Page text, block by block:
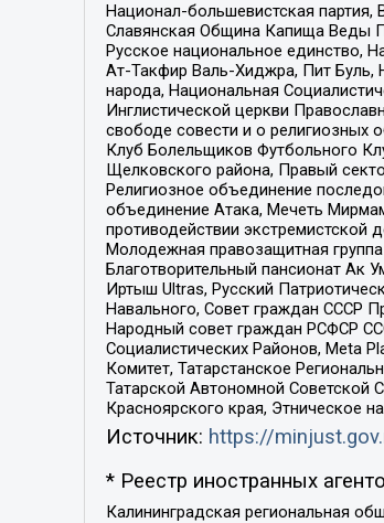
Национал-большевистская
Славянская Община Капища Веды
Русское национальное единство,
Ат-Такфир Валь-Хиджра, Пит Буль,
народа, Национальная
Инглистической церкви
свободе совести и о религиозных
Клуб Болельщиков Футбольного
Щелковского района, Правый
Религиозное объединение
объединение Атака, Мечеть
противодействии
Молодежная правозащитная
Благотворительный пансионат Ак
Иртыш Ultras, Русский
Навального, Совет граждан СССР
Народный совет граждан РСФСР
Социалистических Районов, Meta
Комитет, Татарстанское
Татарской Автономной Советской
Красноярского края, Этническое
Источник: https://
* Реестр иностранных
Калининградская региональная общественная организация "Экозащита!-Женсовет", Фонд содействия защите прав и свобод граждан "Общественный вердикт", Фонд "Институт Развития Свободы Информации", Частное учреждение "Информационное агентство МЕМО. РУ", Региональная общественная организация "Общественная комиссия по сохранению наследия академика Сахарова", Фонд поддержки свободы прессы, Санкт-Петербургская общественная правозащитная организация "Гражданский контроль", Межрегиональная общественная организация "Информационно-просветительский центр "Мемориал", Региональный Фонд "Центр Защиты Прав Средств Массовой Информации", с 05.12.2023 Фонд "Центр Защиты Прав Средств массовой информации", Региональная общественная благотворительная организация помощи беженцам и мигрантам "Гражданское содействие", Негосударственное образовательное учреждение дополнительного профессионального образования (повышение квалификации) специалистов "АКАДЕМИЯ ПО ПРАВАМ ЧЕЛОВЕКА", Свердловская региональная общественная организация "Сутяжник", Автономная некоммерческая организация "Центр независимых социологических исследований", Союз общественных объединений "Российский исследовательский центр по правам человека", Региональное общественное учреждение научно-информационный центр "МЕМОРИАЛ", Некоммерческая организация "Фонд защиты гласности", Автономная некоммерческая организация "Институт прав человека", Городская общественная организация "Екатеринбургское общество "МЕМОРИАЛ", Городская общественная организация "Рязанское историко-просветительское и правозащитное общество "Мемориал" (Рязанский Мемориал), Челябинский региональный орган общественной самодеятельности – женское общественное объединение "Женщины Евразии", Челябинский региональный орган общественной самодеятельности "Уральская правозащитная группа", Фонд содействия защите здоровья и социальной справедливости имени Андрея Рылькова, Автономная Некоммерческая Организация "Аналитический Центр Юрия Левады", Автономная некоммерческая организация социальной поддержки населения "Проект Апрель", Региональная